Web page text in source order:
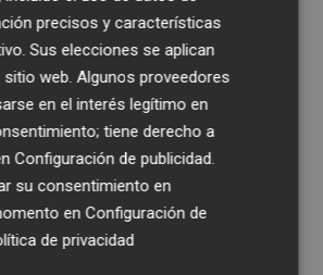
precisos y características
Sus elecciones se aplican
web. Algunos proveedores
en el interés legítimo en
tiene derecho a
Configuración de publicidad
su consentimiento en
enConfiguración de
de privacidad